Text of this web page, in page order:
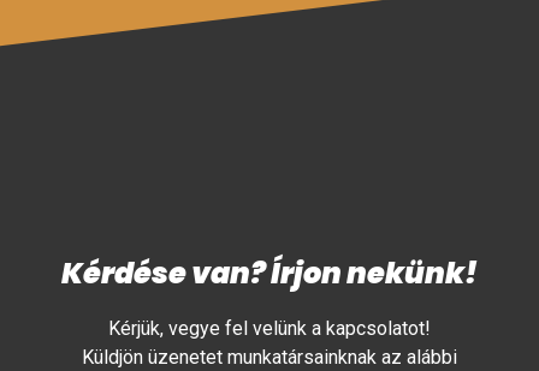
Kérdése van? Írjon nekünk!
Kérjük, vegye fel velünk a kapcsolatot!
Küldjön üzenetet munkatársainknak az alábbi